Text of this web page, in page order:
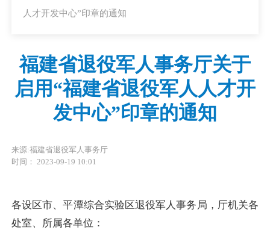
人才开发中心”印章的通知
福建省退役军人事务厅关于
启用“福建省退役军人人才开
发中心”印章的通知
来源:福建省退役军人事务厅
时间： 2023-09-19 10:01
各设区市、平潭综合实验区退役军人事务局，厅机关各
处室、所属各单位 ：